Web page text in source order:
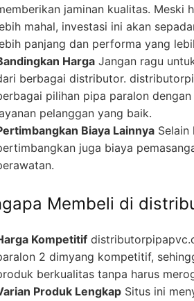
jaminan kualitas. Meski
mahal, investasi ini akan
panjang dan performa yang
Harga Jangan ragu
berbagai distributor.
pilihan pipa paralon
pelanggan yang baik.
Biaya Lainnya Selain
juga biaya
Membeli di
Kompetitif
2 dimyang kompetitif,
berkualitas tanpa harus
Produk Lengkap Situs ini